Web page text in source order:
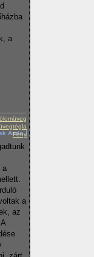
a
ólomüveg
Fény
Anno
a
a
az